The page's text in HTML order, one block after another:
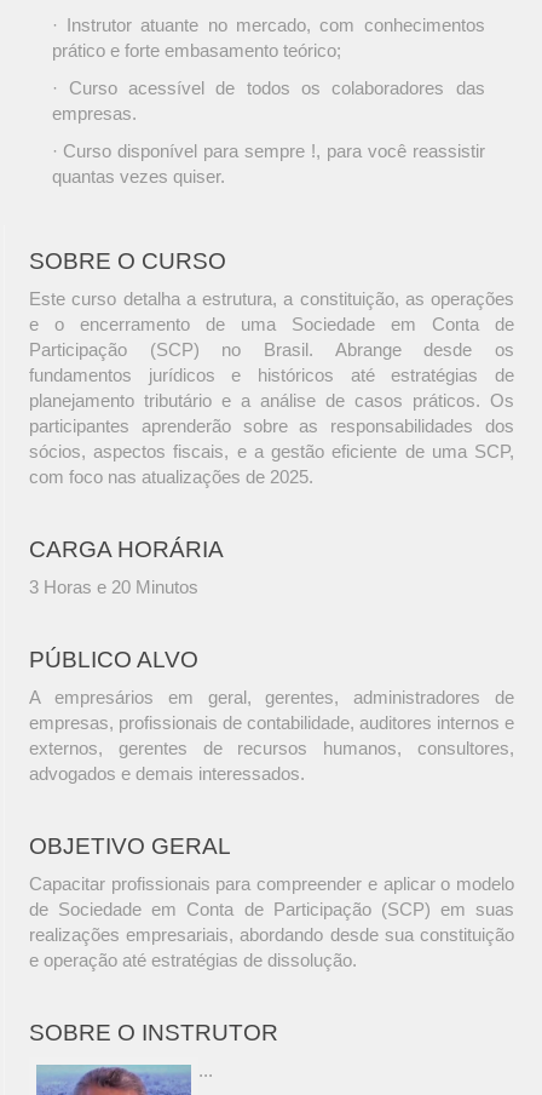
· Instrutor atuante no mercado, com conhecimentos
prático e forte embasamento teórico;
· Curso acessível de todos os colaboradores das
empresas.
· Curso disponível para sempre !, para você reassistir
quantas vezes quiser.
SOBRE O CURSO
Este curso detalha a estrutura, a constituição, as operações
e o encerramento de uma Sociedade em Conta de
Participação (SCP) no Brasil. Abrange desde os
fundamentos jurídicos e históricos até estratégias de
planejamento tributário e a análise de casos práticos. Os
participantes aprenderão sobre as responsabilidades dos
sócios, aspectos fiscais, e a gestão eficiente de uma SCP,
com foco nas atualizações de 2025.
CARGA HORÁRIA
3 Horas e 20 Minutos
PÚBLICO ALVO
A empresários em geral, gerentes, administradores de
empresas, profissionais de contabilidade, auditores internos e
externos, gerentes de recursos humanos, consultores,
advogados e demais interessados.
OBJETIVO GERAL
Capacitar profissionais para compreender e aplicar o modelo
de Sociedade em Conta de Participação (SCP) em suas
realizações empresariais, abordando desde sua constituição
e operação até estratégias de dissolução.
SOBRE O INSTRUTOR
...